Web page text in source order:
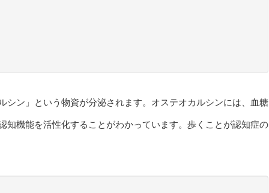
シン」という物資が分泌されます。オステオカルシンには、血糖
機能を活性化することがわかっています。歩くことが認知症の